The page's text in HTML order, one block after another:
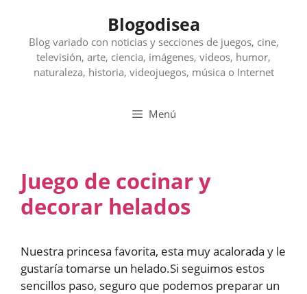
contenido
Blogodisea
Blog variado con noticias y secciones de juegos, cine,
televisión, arte, ciencia, imágenes, videos, humor,
naturaleza, historia, videojuegos, música o Internet
Menú
Juego de cocinar y
decorar helados
Nuestra princesa favorita, esta muy acalorada y le
gustaría tomarse un helado.Si seguimos estos
sencillos paso, seguro que podemos preparar un